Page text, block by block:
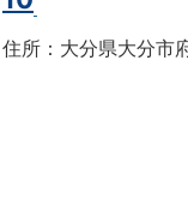
住所：大分県大分市